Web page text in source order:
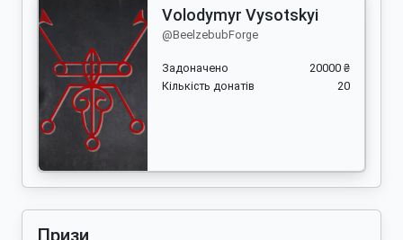
Volodymyr Vysotskyi
@BeelzebubForge
Задоначено
20000 ₴
Кількість донатів
20
Призи